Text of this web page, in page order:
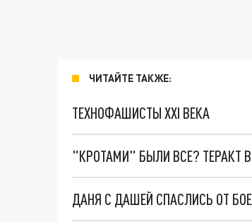
ЧИТАЙТЕ ТАКЖЕ:
ТЕХНОФАШИСТЫ XXI ВЕКА
"КРОТАМИ" БЫЛИ ВСЕ? ТЕРАКТ
ДАНЯ С ДАШЕЙ СПАСЛИСЬ ОТ